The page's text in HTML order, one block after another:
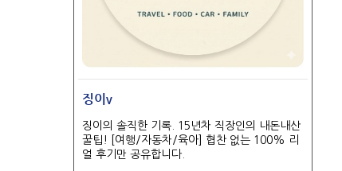
징이v
징이의 솔직한 기록. 15년차 직장인의 내돈내산
꿀팁! [여행/자동차/육아] 협찬 없는 100% 리
얼 후기만 공유합니다.